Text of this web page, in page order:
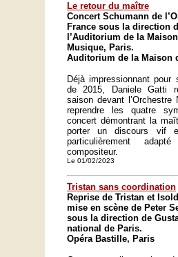
Le retour du maître
Concert Schumann de
France sous la direction
l’Auditorium de la
Musique, Paris.
Auditorium de la Maison
Déjà impressionnant pour
de 2015, Daniele Gatti
saison devant l’Orchestre
reprendre les quatre
concert démontrant la
porter un discours vif
particulièrement
compositeur.
Le 01/02/2023
Tristan sans coordination
Reprise de Tristan et
mise en scène de Peter
sous la direction de
national de Paris.
Opéra Bastille, Paris